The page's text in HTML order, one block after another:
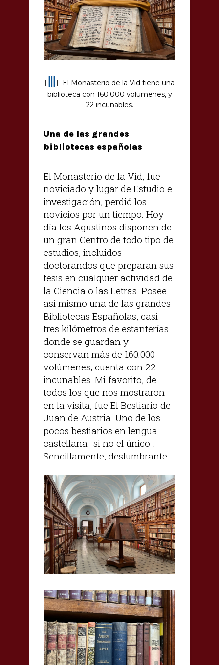
|||||||
El Monasterio de la Vid tiene una
biblioteca con 160.000 volúmenes, y
22 incunables.
Una de las grandes
bibliotecas españolas
El Monasterio de la Vid, fue
noviciado y lugar de Estudio e
investigación, perdió los
novicios por un tiempo. Hoy
día los Agustinos disponen de
un gran Centro de todo tipo de
estudios, incluidos
doctorandos que preparan sus
tesis en cualquier actividad de
la Ciencia o las Letras. Posee
así mismo una de las grandes
Bibliotecas Españolas, casi
tres kilómetros de estanterías
donde se guardan y
conservan más de 160.000
volúmenes, cuenta con 22
incunables. Mi favorito, de
todos los que nos mostraron
en la visita, fue El Bestiario de
Juan de Austria. Uno de los
pocos bestiarios en lengua
castellana -si no el único-.
Sencillamente, deslumbrante.